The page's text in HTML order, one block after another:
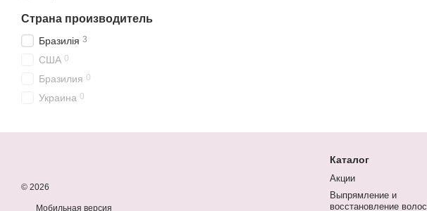
Страна производитель
Бразилія 3
США 0
Бразилия 0
Украина 0
© 2026
Мобильная версия
Каталог
Акции
Выпрямление и
восстановление волос